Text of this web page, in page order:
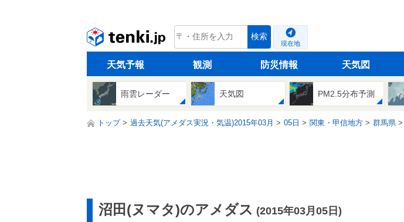
tenki.jp 検索
現在地
天気予報 観測 防災情報 天気図
雨雲レーダー 天気図 PM2.5分布予測
トップ 過去天気(アメダス実況・気温)2015年03月 05日 関東・甲信地方 群馬県
沼田(ヌマタ)のアメダス (2015年03月05日)